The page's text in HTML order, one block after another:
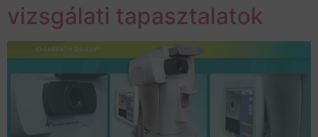
vizsgálati tapasztalatok